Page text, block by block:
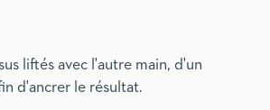
liftés avec l'autre main, d'un
d'ancrer le résultat.